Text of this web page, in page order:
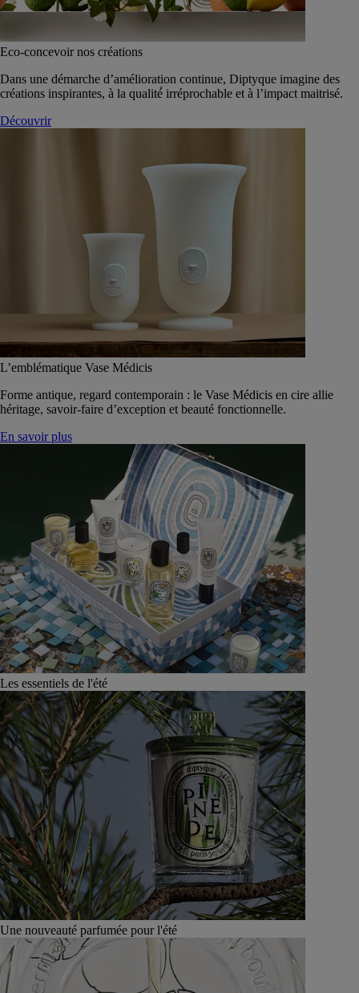
Eco-concevoir nos créations
Dans une démarche d’amélioration continue, Diptyque imagine des
créations inspirantes, à la qualité́ irréprochable et à l’impact maitrisé.
Découvrir
L’emblématique Vase Médicis
Forme antique, regard contemporain : le Vase Médicis en cire allie
héritage, savoir-faire d’exception et beauté fonctionnelle.
En savoir plus
Les essentiels de l'été
Une nouveauté parfumée pour l'été